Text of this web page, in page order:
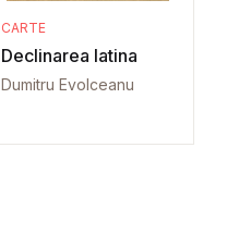
CARTE
Declinarea latina
Dumitru Evolceanu